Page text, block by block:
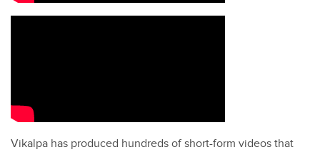
Vikalpa has produced hundreds of short-form videos that